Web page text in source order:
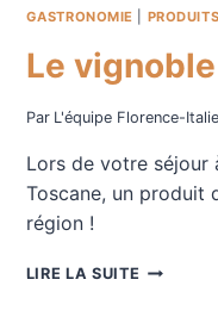
GASTRONOMIE
Le
Par L'équipe Florence-Italie
Lors de votre séjour
Toscane, un produit
région !
LIRE LA SUITE LE